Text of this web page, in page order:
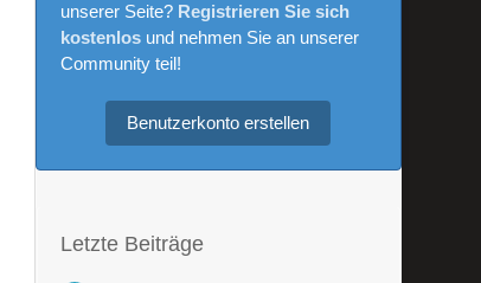
unserer Seite? Registrieren Sie sich
kostenlosund nehmen Sie an unserer
Community teil!
Benutzerkonto erstellen
Letzte Beiträge